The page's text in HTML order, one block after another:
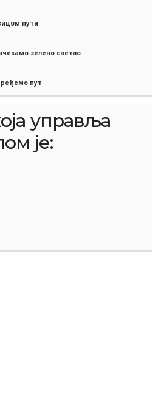
пута
зелено светло
пут
управља
је: